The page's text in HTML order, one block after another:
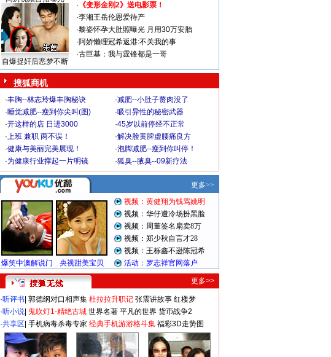
自爆捉奸后恶梦不断
· 《变形金刚2》送电影票！
·李湘王岳伦恩爱待产
·黎姿怀孕大肚照曝光 月用30万安胎
·阿娇懒理冠希返港:不关我的事
·古巨基：我与霆锋都是一哥
搜狐商机
·丰胸--林志玲爆丰胸秘诀 ·减肥--小肚子赘肉没了
·睡觉减肥--瘦到你尖叫(图) ·吸引异性的秘密武器
·开这样的店 日进3000 ·45岁以前停经不正常
·上班 兼职 两不误！ ·解决脸黄脾虚腰痛良方
·健康与美丽完美展现！ ·泡脚减肥--瘦到你叫停！
·为健康行业撑起一片明镜 ·狐臭--腋臭--09新疗法
更多>>
·听评书 郭德纲对口相声集 杜拉拉升职记 张震讲故事 红楼梦
·听小说 鬼吹灯1-精绝古城 世界名著 平凡的世界 货币战争2
·共享区 手机病毒杀毒专家 经典手机游游格斗集 福彩3D走势图